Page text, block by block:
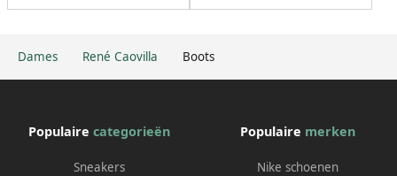
Dames René Caovilla Boots
Populaire categorieën
Sneakers
Populaire merken
Nike schoenen